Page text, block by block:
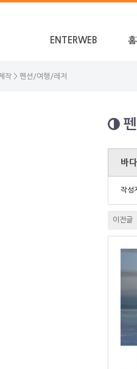
ENTERWEB
작 > 펜션/여행/레저
바
작성
이전글